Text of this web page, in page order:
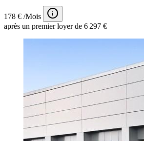
178 € /Mois
après un premier loyer de 6 297 €